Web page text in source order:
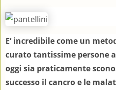
E’ incredibile come un
curato tantissime persone
oggi sia praticamente
successo il cancro e le